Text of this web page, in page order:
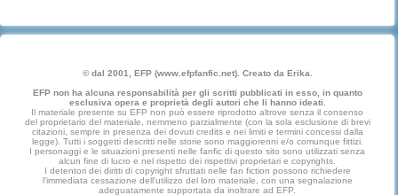
© dal 2001, EFP (www.efpfanfic.net). Creato da Erika.
EFP non ha alcuna responsabilità per gli scritti pubblicati in esso, in quanto
esclusiva opera e proprietà degli autori che li hanno ideati.
Il materiale presente su EFP non può essere riprodotto altrove senza il consenso
del proprietario del materiale, nemmeno parzialmente (con la sola esclusione di brevi
citazioni, sempre in presenza dei dovuti credits e nei limiti e termini concessi dalla
legge). Tutti i soggetti descritti nelle storie sono maggiorenni e/o comunque fittizi.
I personaggi e le situazioni presenti nelle fanfic di questo sito sono utilizzati senza
alcun fine di lucro e nel rispetto dei rispettivi proprietari e copyrights.
I detentori dei diritti di copyright sfruttati nelle fan fiction possono richiedere
l'immediata cessazione dell'utilizzo del loro materiale, con una segnalazione
adeguatamente supportata da inoltrare ad EFP.